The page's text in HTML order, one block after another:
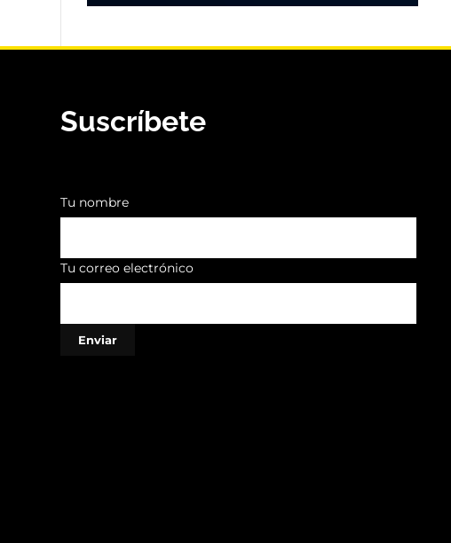
Suscríbete
Tu nombre
Tu correo electrónico